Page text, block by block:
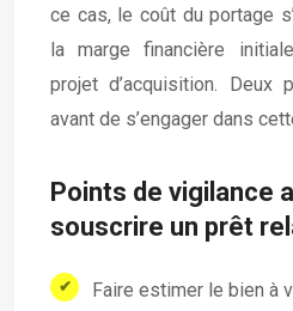
ce cas, le coût du portage
la marge financière
projet d’acquisition. Deux
avant de s’engager dans
Points de vigilance
souscrire un prêt
Faire estimer le bien à